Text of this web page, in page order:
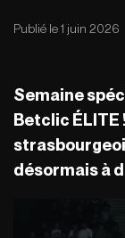
Publié le 1 juin 2026
Semaine
Betclic ÉLITE
désormais à